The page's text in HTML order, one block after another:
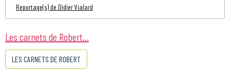
Reportage(s) de Didier Vialard
Les carnets de Robert...
LES CARNETS DE ROBERT